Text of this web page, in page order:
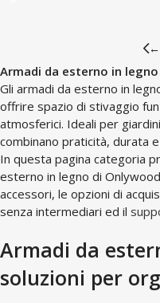
←
Armadi da esterno in legno
Gli armadi da esterno in
offrire spazio di stivaggio
atmosferici. Ideali per
combinano praticità, durata
In questa pagina categoria
esterno in legno di
accessori, le opzioni di
senza intermediari ed il
Armadi da
soluzioni per